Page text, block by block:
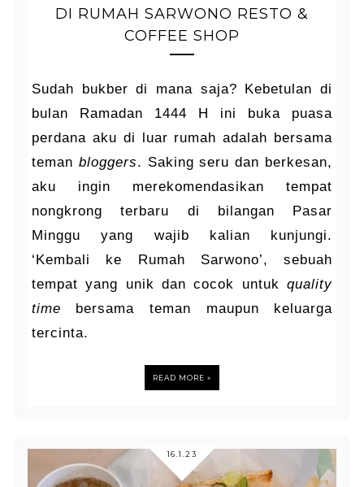
DI RUMAH SARWONO RESTO &
COFFEE SHOP
Sudah bukber di mana saja? Kebetulan di
bulan Ramadan 1444 H ini buka puasa
perdana aku di luar rumah adalah bersama
teman bloggers. Saking seru dan berkesan,
aku ingin merekomendasikan tempat
nongkrong terbaru di bilangan Pasar
Minggu yang wajib kalian kunjungi.
‘Kembali ke Rumah Sarwono’, sebuah
tempat yang unik dan cocok untuk quality
time bersama teman maupun keluarga
tercinta.
READ MORE »
16.1.23